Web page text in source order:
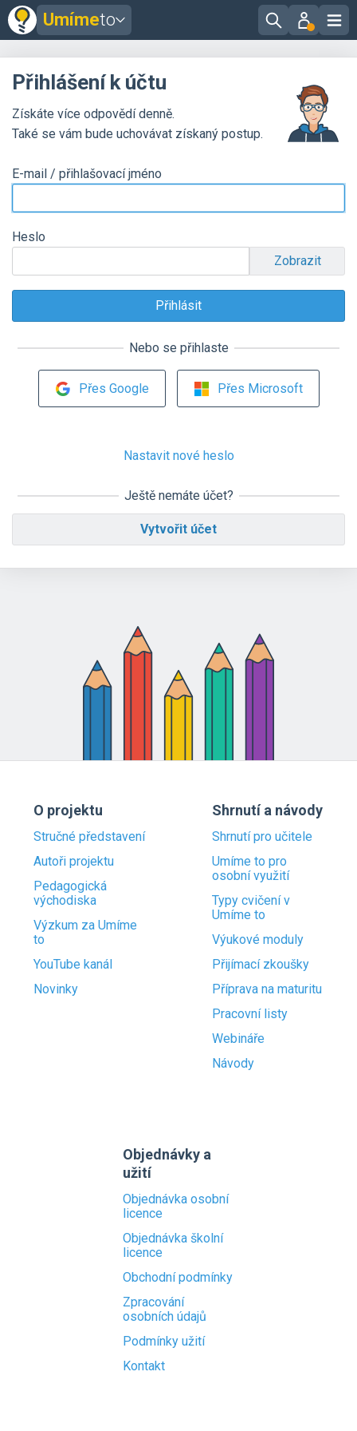
Umímeto
Přihlášení k účtu
Získáte více odpovědí denně.
Také se vám bude uchovávat získaný postup.
E-mail / přihlašovací jméno
Heslo
Zobrazit
Nebo se přihlaste
Přes Google Přes Microsoft
Nastavit nové heslo
Ještě nemáte účet?
Vytvořit účet
O projektu
Stručné představení
Autoři projektu
Pedagogická
východiska
Výzkum za Umíme
to
YouTube kanál
Novinky
Shrnutí a návody
Shrnutí pro učitele
Umíme to pro
osobní využití
Typy cvičení v
Umíme to
Výukové moduly
Přijímací zkoušky
Příprava na maturitu
Pracovní listy
Webináře
Návody
Objednávky a
užití
Objednávka osobní
licence
Objednávka školní
licence
Obchodní podmínky
Zpracování
osobních údajů
Podmínky užití
Kontakt